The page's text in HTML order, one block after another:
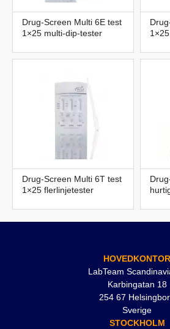
Drug-Screen Multi 6E test
1×25 multi-dip-tester
Drug-Screen Multi 6T test
1×25 flerlinjetester
HOVEDKONTOR
LabTeam
Karbingatan 18
254 67
Sverige
STOCKHOLM